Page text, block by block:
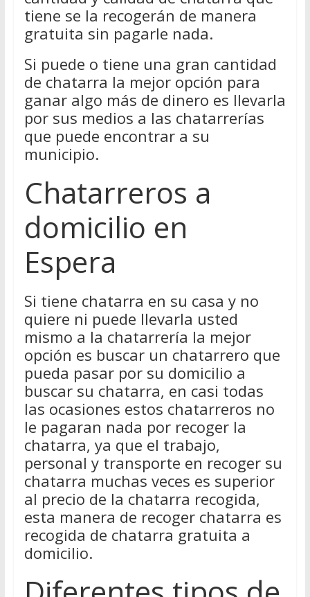
tiene se la recogerán de manera
gratuita sin pagarle nada.
Si puede o tiene una gran cantidad
de chatarra la mejor opción para
ganar algo más de dinero es llevarla
por sus medios a las chatarrerías
que puede encontrar a su
municipio.
Chatarreros a
domicilio en
Espera
Si tiene chatarra en su casa y no
quiere ni puede llevarla usted
mismo a la chatarrería la mejor
opción es buscar un chatarrero que
pueda pasar por su domicilio a
buscar su chatarra, en casi todas
las ocasiones estos chatarreros no
le pagaran nada por recoger la
chatarra, ya que el trabajo,
personal y transporte en recoger su
chatarra muchas veces es superior
al precio de la chatarra recogida,
esta manera de recoger chatarra es
recogida de chatarra gratuita a
domicilio.